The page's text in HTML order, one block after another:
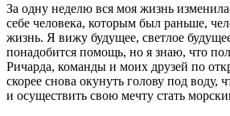
За одну неделю вся моя жизнь
себе человека, которым был раньше,
жизнь. Я вижу будущее, светлое
понадобится помощь, но я знаю, что
Ричарда, команды и моих друзей по
скорее снова окунуть голову под воду,
и осуществить свою мечту стать